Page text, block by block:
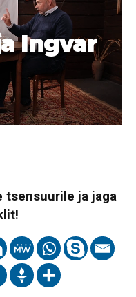
Ingvar
tsensuurile ja jaga